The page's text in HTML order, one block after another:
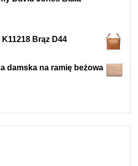
Brąz D44
damska na ramię beżowa